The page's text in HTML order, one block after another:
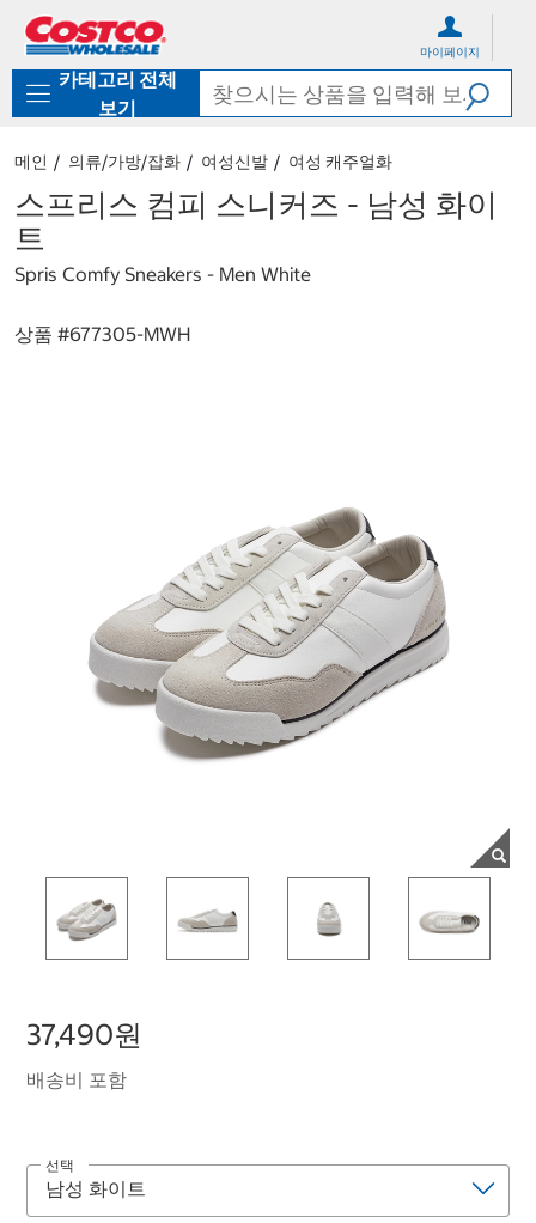
로
기
가
마이페이지
카테고리 전체
보기
메인 의류/가방/잡화 여성신발 여성 캐주얼화
스프리스 컴피 스니커즈 - 남성 화이
트
Spris Comfy Sneakers - Men White
상품 #677305-MWH
37,490원
배송비 포함
선택